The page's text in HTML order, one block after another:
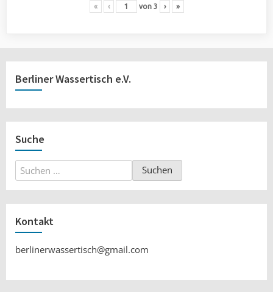
« ‹ von 3 › »
Berliner Wassertisch e.V.
Suche
Suchen
nach:
Kontakt
berlinerwassertisch@gmail.com